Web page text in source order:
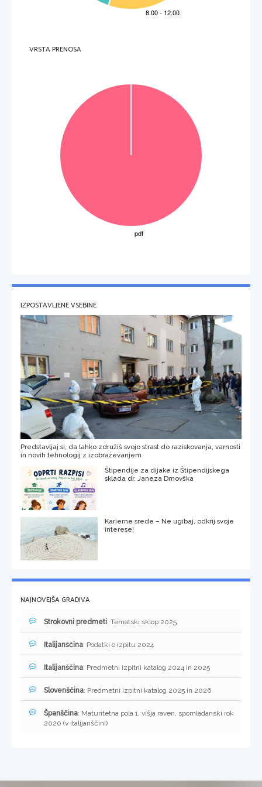
   6.  I concittadini sono orgogliosi di le
i, ma la sua storia non li commuove.
   7.  Chi o che cosa spinse Dolly a cominciare il lavoro di barista?
   8.  Il marito di Dolly aveva perso il lavoro.
VRSTA PRENOSA
IZPOSTAVLJENE VSEBINE
Predstavljaj si, da lahko združiš svojo strast do raziskovanja, varnosti
in novih tehnologij z izobraževanjem
Štipendije za dijake iz Štipendijskega
sklada dr. Janeza Drnovška
Karierne srede – Ne ugibaj, odkrij svoje
interese!
NAJNOVEJŠA GRADIVA
Strokovni predmeti: Tematski sklop 2025
Italijanščina: Podatki o izpitu 2024
Italijanščina: Predmetni izpitni katalog 2024 in 2025
Slovenščina: Predmetni izpitni katalog 2025 in 2026
Španščina: Maturitetna pola 1, višja raven, spomladanski rok
2020 (v italijanščini)